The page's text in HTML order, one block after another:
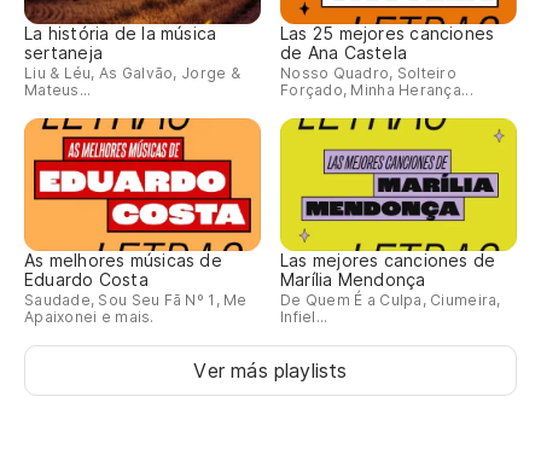
La história de la música
sertaneja
Liu & Léu, As Galvão, Jorge &
Mateus...
Las 25 mejores canciones
de Ana Castela
Nosso Quadro, Solteiro
Forçado, Minha Herança...
As melhores músicas de
Eduardo Costa
Saudade, Sou Seu Fã Nº 1, Me
Apaixonei e mais.
Las mejores canciones de
Marília Mendonça
De Quem É a Culpa, Ciumeira,
Infiel...
Ver más playlists